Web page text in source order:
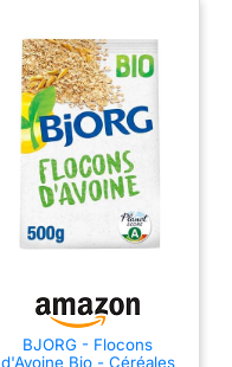
BJORG - Flocons
d'Avoine Bio - Céréales